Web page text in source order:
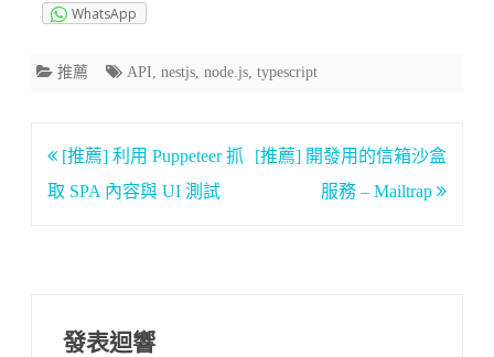
WhatsApp
推薦 API nestjs node.js typescript
文
章
[推薦] 利用 Puppeteer 抓
取 SPA 內容與 UI 測試
[推薦] 開發用的信箱沙盒
服務 – Mailtrap
發表迴響